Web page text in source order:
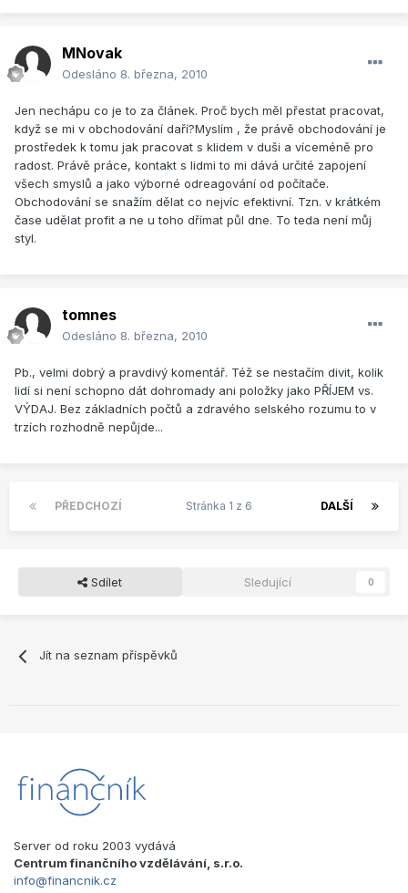
MNovak
Odesláno 8. března, 2010
Jen nechápu co je to za článek. Proč bych měl přestat pracovat,
když se mi v obchodování daří?Myslím , že právě obchodování je
prostředek k tomu jak pracovat s klidem v duši a víceméně pro
radost. Právě práce, kontakt s lidmi to mi dává určité zapojení
všech smyslů a jako výborné odreagování od počítače.
Obchodování se snažím dělat co nejvíc efektivní. Tzn. v krátkém
čase udělat profit a ne u toho dřímat půl dne. To teda není můj
styl.
tomnes
Odesláno 8. března, 2010
Pb., velmi dobrý a pravdivý komentář. Též se nestačím divit, kolik
lidí si není schopno dát dohromady ani položky jako PŘÍJEM vs.
VÝDAJ. Bez základních počtů a zdravého selského rozumu to v
trzích rozhodně nepůjde...
PŘEDCHOZÍ DALŠÍ
Stránka 1 z 6
Sdílet Sledující 0
Jít na seznam příspěvků
Server od roku 2003 vydává
Centrum finančního vzdělávání, s.r.o.
info@financnik.cz